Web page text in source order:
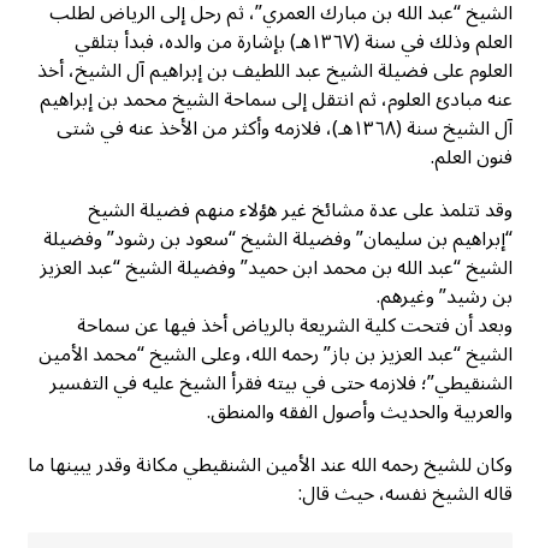
الشيخ “عبد الله بن مبارك العمري”، ثم رحل إلى الرياض لطلب
العلم وذلك في سنة (١٣٦٧هـ) بإشارة من والده، فبدأ بتلقي
العلوم على فضيلة الشيخ عبد اللطيف بن إبراهيم آل الشيخ، أخذ
عنه مبادئ العلوم، ثم انتقل إلى سماحة الشيخ محمد بن إبراهيم
آل الشيخ سنة (١٣٦٨هـ)، فلازمه وأكثر من الأخذ عنه في شتى
فنون العلم.
وقد تتلمذ على عدة مشائخ غير هؤلاء منهم فضيلة الشيخ
“إبراهيم بن سليمان” وفضيلة الشيخ “سعود بن رشود” وفضيلة
الشيخ “عبد الله بن محمد ابن حميد” وفضيلة الشيخ “عبد العزيز
بن رشيد” وغيرهم.
وبعد أن فتحت كلية الشريعة بالرياض أخذ فيها عن سماحة
الشيخ “عبد العزيز بن باز” رحمه الله، وعلى الشيخ “محمد الأمين
الشنقيطي”؛ فلازمه حتى في بيته فقرأ الشيخ عليه في التفسير
والعربية والحديث وأصول الفقه والمنطق.
وكان للشيخ رحمه الله عند الأمين الشنقيطي مكانة وقدر يبينها ما
قاله الشيخ نفسه، حيث قال: